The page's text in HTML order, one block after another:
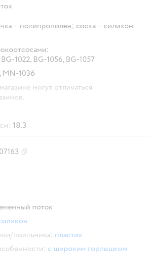
– полипропилен; соска – силикон
1022, BG-1056, BG-1057
MN-1036
могут отличаться
18.3
поток
поильника: пластик
с широким горлышком